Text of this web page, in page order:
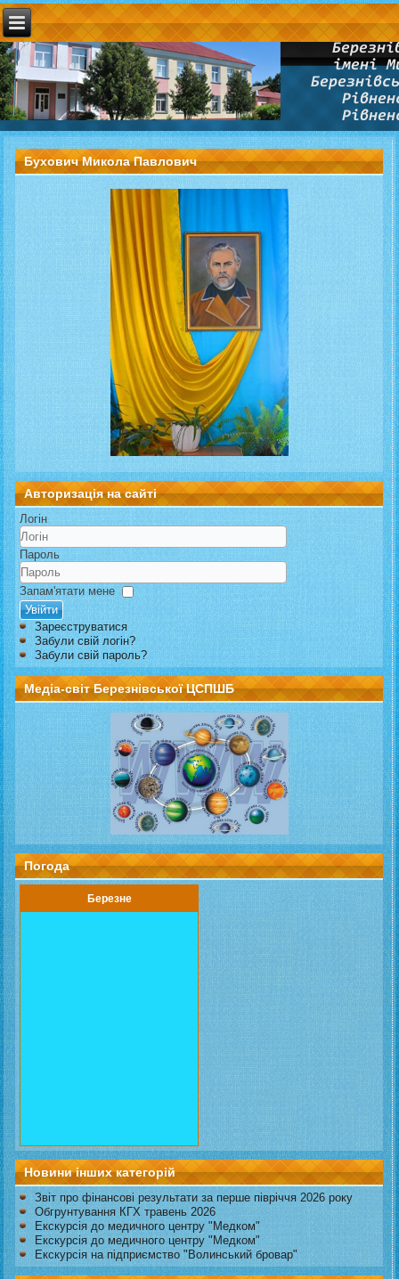
Бухович Микола Павлович
Авторизація на сайті
Логін
Пароль
Запам'ятати мене
Увійти
Зареєструватися
Забули свій логін?
Забули свій пароль?
Медіа-світ Березнівської ЦСПШБ
Погода
Березне
Новини інших категорій
Звіт про фінансові результати за перше півріччя 2026 року
Обгрунтування КГХ травень 2026
Екскурсія до медичного центру "Медком"
Екскурсія до медичного центру "Медком"
Екскурсія на підприємство "Волинський бровар"